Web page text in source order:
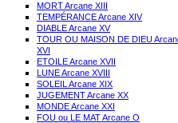
MORT Arcane XIII
TEMPÉRANCE Arcane XIV
DIABLE Arcane XV
TOUR OU MAISON DE DIEU
XVI
ETOILE Arcane XVII
LUNE Arcane XVIII
SOLEIL Arcane XIX
JUGEMENT Arcane XX
MONDE Arcane XXI
FOU ou LE MAT Arcane O